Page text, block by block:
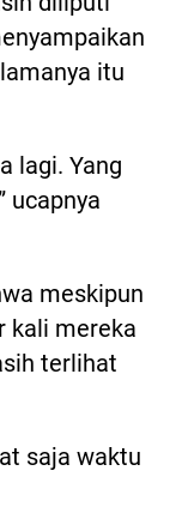
itu
lagi. Yang
ucapnya
meskipun
kali mereka
terlihat
saja waktu